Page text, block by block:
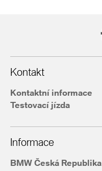
Kontakt
Kontaktní informace
Testovací jízda
Informace
BMW Česká Republika